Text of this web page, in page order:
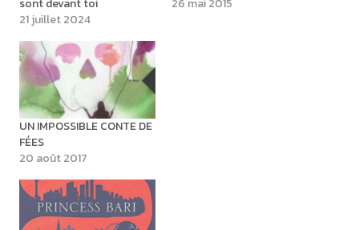
sont devant toi
21 juillet 2024
26 mai 2015
UN IMPOSSIBLE CONTE DE
FÉES
20 août 2017